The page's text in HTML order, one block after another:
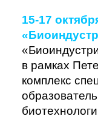
15-17
в рамках
комплекс